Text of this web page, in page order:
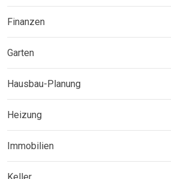
Finanzen
Garten
Hausbau-Planung
Heizung
Immobilien